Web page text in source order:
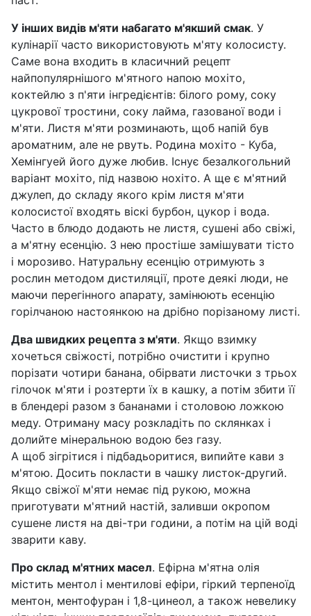
У інших видів м'яти набагато м'якший смак. У
кулінарії часто використовують м'яту колосисту.
Саме вона входить в класичний рецепт
найпопулярнішого м'ятного напою мохіто,
коктейлю з п'яти інгредієнтів: білого рому, соку
цукрової тростини, соку лайма, газованої води і
м'яти. Листя м'яти розминають, щоб напій був
ароматним, але не рвуть. Родина мохіто - Куба,
Хемінгуей його дуже любив. Існує безалкогольний
варіант мохіто, під назвою нохіто. А ще є м'ятний
джулеп, до складу якого крім листя м'яти
колосистої входять віскі бурбон, цукор і вода.
Часто в блюдо додають не листя, сушені або свіжі,
а м'ятну есенцію. З нею простіше замішувати тісто
і морозиво. Натуральну есенцію отримують з
рослин методом дистиляції, проте деякі люди, не
маючи перегінного апарату, замінюють есенцію
горілчаною настоянкою на дрібно порізаному листі.
Два швидких рецепта з м'яти. Якщо взимку
хочеться свіжості, потрібно очистити і крупно
порізати чотири банана, обірвати листочки з трьох
гілочок м'яти і розтерти їх в кашку, а потім збити її
в блендері разом з бананами і столовою ложкою
меду. Отриману масу розкладіть по склянках і
долийте мінеральною водою без газу.
А щоб зігрітися і підбадьоритися, випийте кави з
м'ятою. Досить покласти в чашку листок-другий.
Якщо свіжої м'яти немає під рукою, можна
приготувати м'ятний настій, заливши окропом
сушене листя на дві-три години, а потім на цій воді
зварити каву.
Про склад м'ятних масел. Ефірна м'ятна олія
містить ментол і ментилові ефіри, гіркий терпеноїд
ментон, ментофуран і 1,8-цинеол, а також невелику